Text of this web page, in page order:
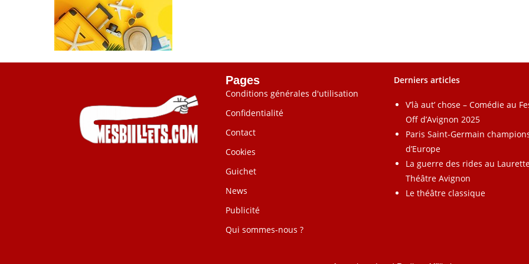
Pages
Conditions générales d'utilisation
Confidentialité
Contact
Cookies
Guichet
News
Publicité
Qui sommes-nous ?
Derniers articles
V’là aut’ chose – Comédie au
Off d’Avignon 2025
Paris Saint-Germain
d’Europe
La guerre des rides au
Théâtre Avignon
Le théâtre classique